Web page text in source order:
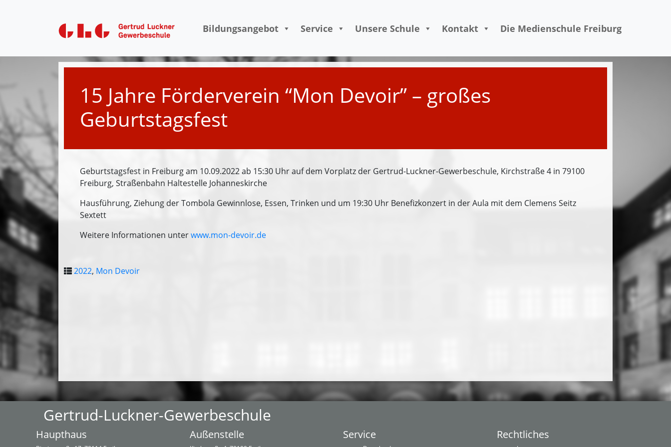
Bildungsangebot Service Unsere Schule Kontakt Die Medienschule Freiburg
15 Jahre Förderverein “Mon Devoir” – großes
Geburtstagsfest
Geburtstagsfest in Freiburg am 10.09.2022 ab 15:30 Uhr auf dem Vorplatz der Gertrud-Luckner-Gewerbeschule, Kirchstraße 4 in 79100
Freiburg, Straßenbahn Haltestelle Johanneskirche
Hausführung, Ziehung der Tombola Gewinnlose, Essen, Trinken und um 19:30 Uhr Benefizkonzert in der Aula mit dem Clemens Seitz
Sextett
Weitere Informationen unterwww.mon-devoir.de
2022, Mon Devoir
Gertrud-Luckner-Gewerbeschule
Haupthaus Außenstelle Service Rechtliches